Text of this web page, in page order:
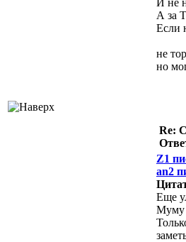
И не
А за
Если
не
но
Re:
Z1
an2
Еще
Муму